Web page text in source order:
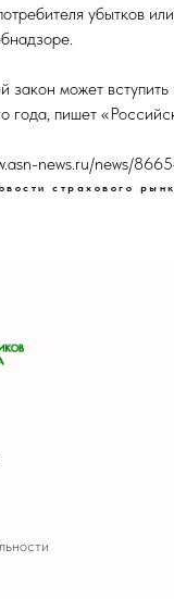
убытков
закон может вступить
года, пишет
news.ru/news/
страхового